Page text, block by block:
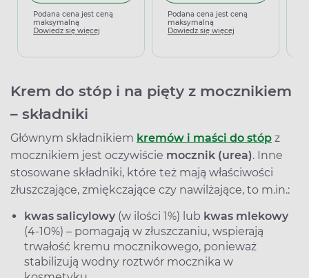
Podana cena jest ceną
maksymalną
Dowiedz się więcej
Podana cena jest ceną
maksymalną
Dowiedz się więcej
Krem do stóp i na pięty z mocznikiem
– składniki
Głównym składnikiem kremów i maści do stóp z
mocznikiem jest oczywiście mocznik (urea). Inne
stosowane składniki, które też mają właściwości
złuszczające, zmiękczające czy nawilżające, to m.in.:
kwas salicylowy (w ilości 1%) lub kwas mlekowy
(4-10%) – pomagają w złuszczaniu, wspierają
trwałość kremu mocznikowego, ponieważ
stabilizują wodny roztwór mocznika w